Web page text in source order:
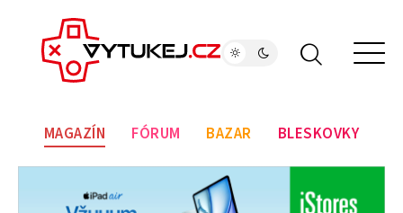
MAGAZÍN FÓRUM BAZAR BLESKOVKY